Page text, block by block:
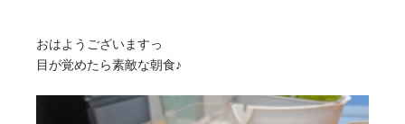
おはようございますっ
目が覚めたら素敵な朝食♪